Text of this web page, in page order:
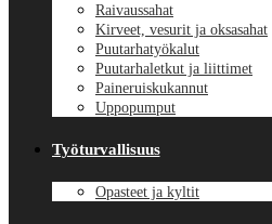
Raivaussahat
Kirveet, vesurit ja oksasahat
Puutarhatyökalut
Puutarhaletkut ja liittimet
Paineruiskukannut
Uppopumput
Työturvallisuus
Opasteet ja kyltit